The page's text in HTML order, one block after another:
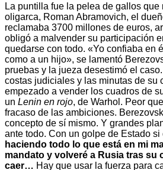
La puntilla fue la pelea de gallos que
oligarca, Roman Abramovich, el
reclamaba 3700 millones de euros,
obligó a malvender su participación
quedarse con todo. «Yo confiaba en
como a un hijo», se lamentó
pruebas y la jueza desestimó el
costas judiciales y las minutas de su
empezado a vender los cuadros de
un Lenin en rojo, de Warhol. Peor
fracaso de las ambiciones.
concepto de sí mismo. Y grandes
ante todo. Con un golpe de Estado si
haciendo todo lo que está en mi
mandato y volveré a Rusia tras su
caer… Hay que usar la fuerza para